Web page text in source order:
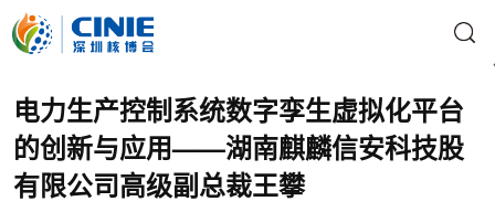
电力生产控制系统数字孪生虚拟化平台
的创新与应用——湖南麒麟信安科技股
有限公司高级副总裁王攀